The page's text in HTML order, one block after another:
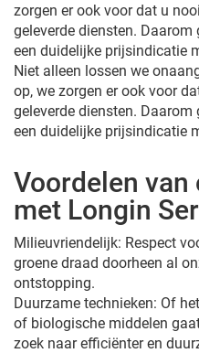
zorgen er ook voor dat u
geleverde diensten.
een duidelijke prijsindicatie
Niet alleen lossen we
op, we zorgen er ook voor
geleverde diensten.
een duidelijke prijsindicatie
Voordelen
met Longin
Milieuvriendelijk: Respect
groene draad doorheen al
ontstopping.
Duurzame technieken: Of
of biologische middelen
zoek naar efficiënter en